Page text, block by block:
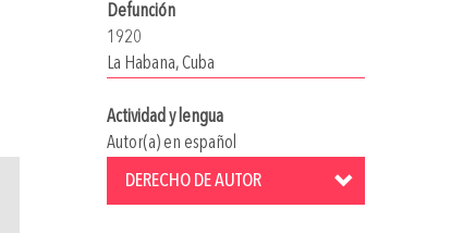
Defunción
1920
La Habana, Cuba
Actividad y lengua
Autor(a) en español
DERECHO DE AUTOR